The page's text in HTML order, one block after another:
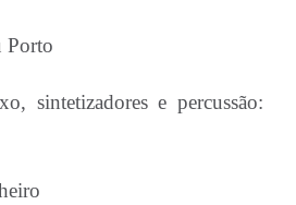
Porto
sintetizadores e percussão: